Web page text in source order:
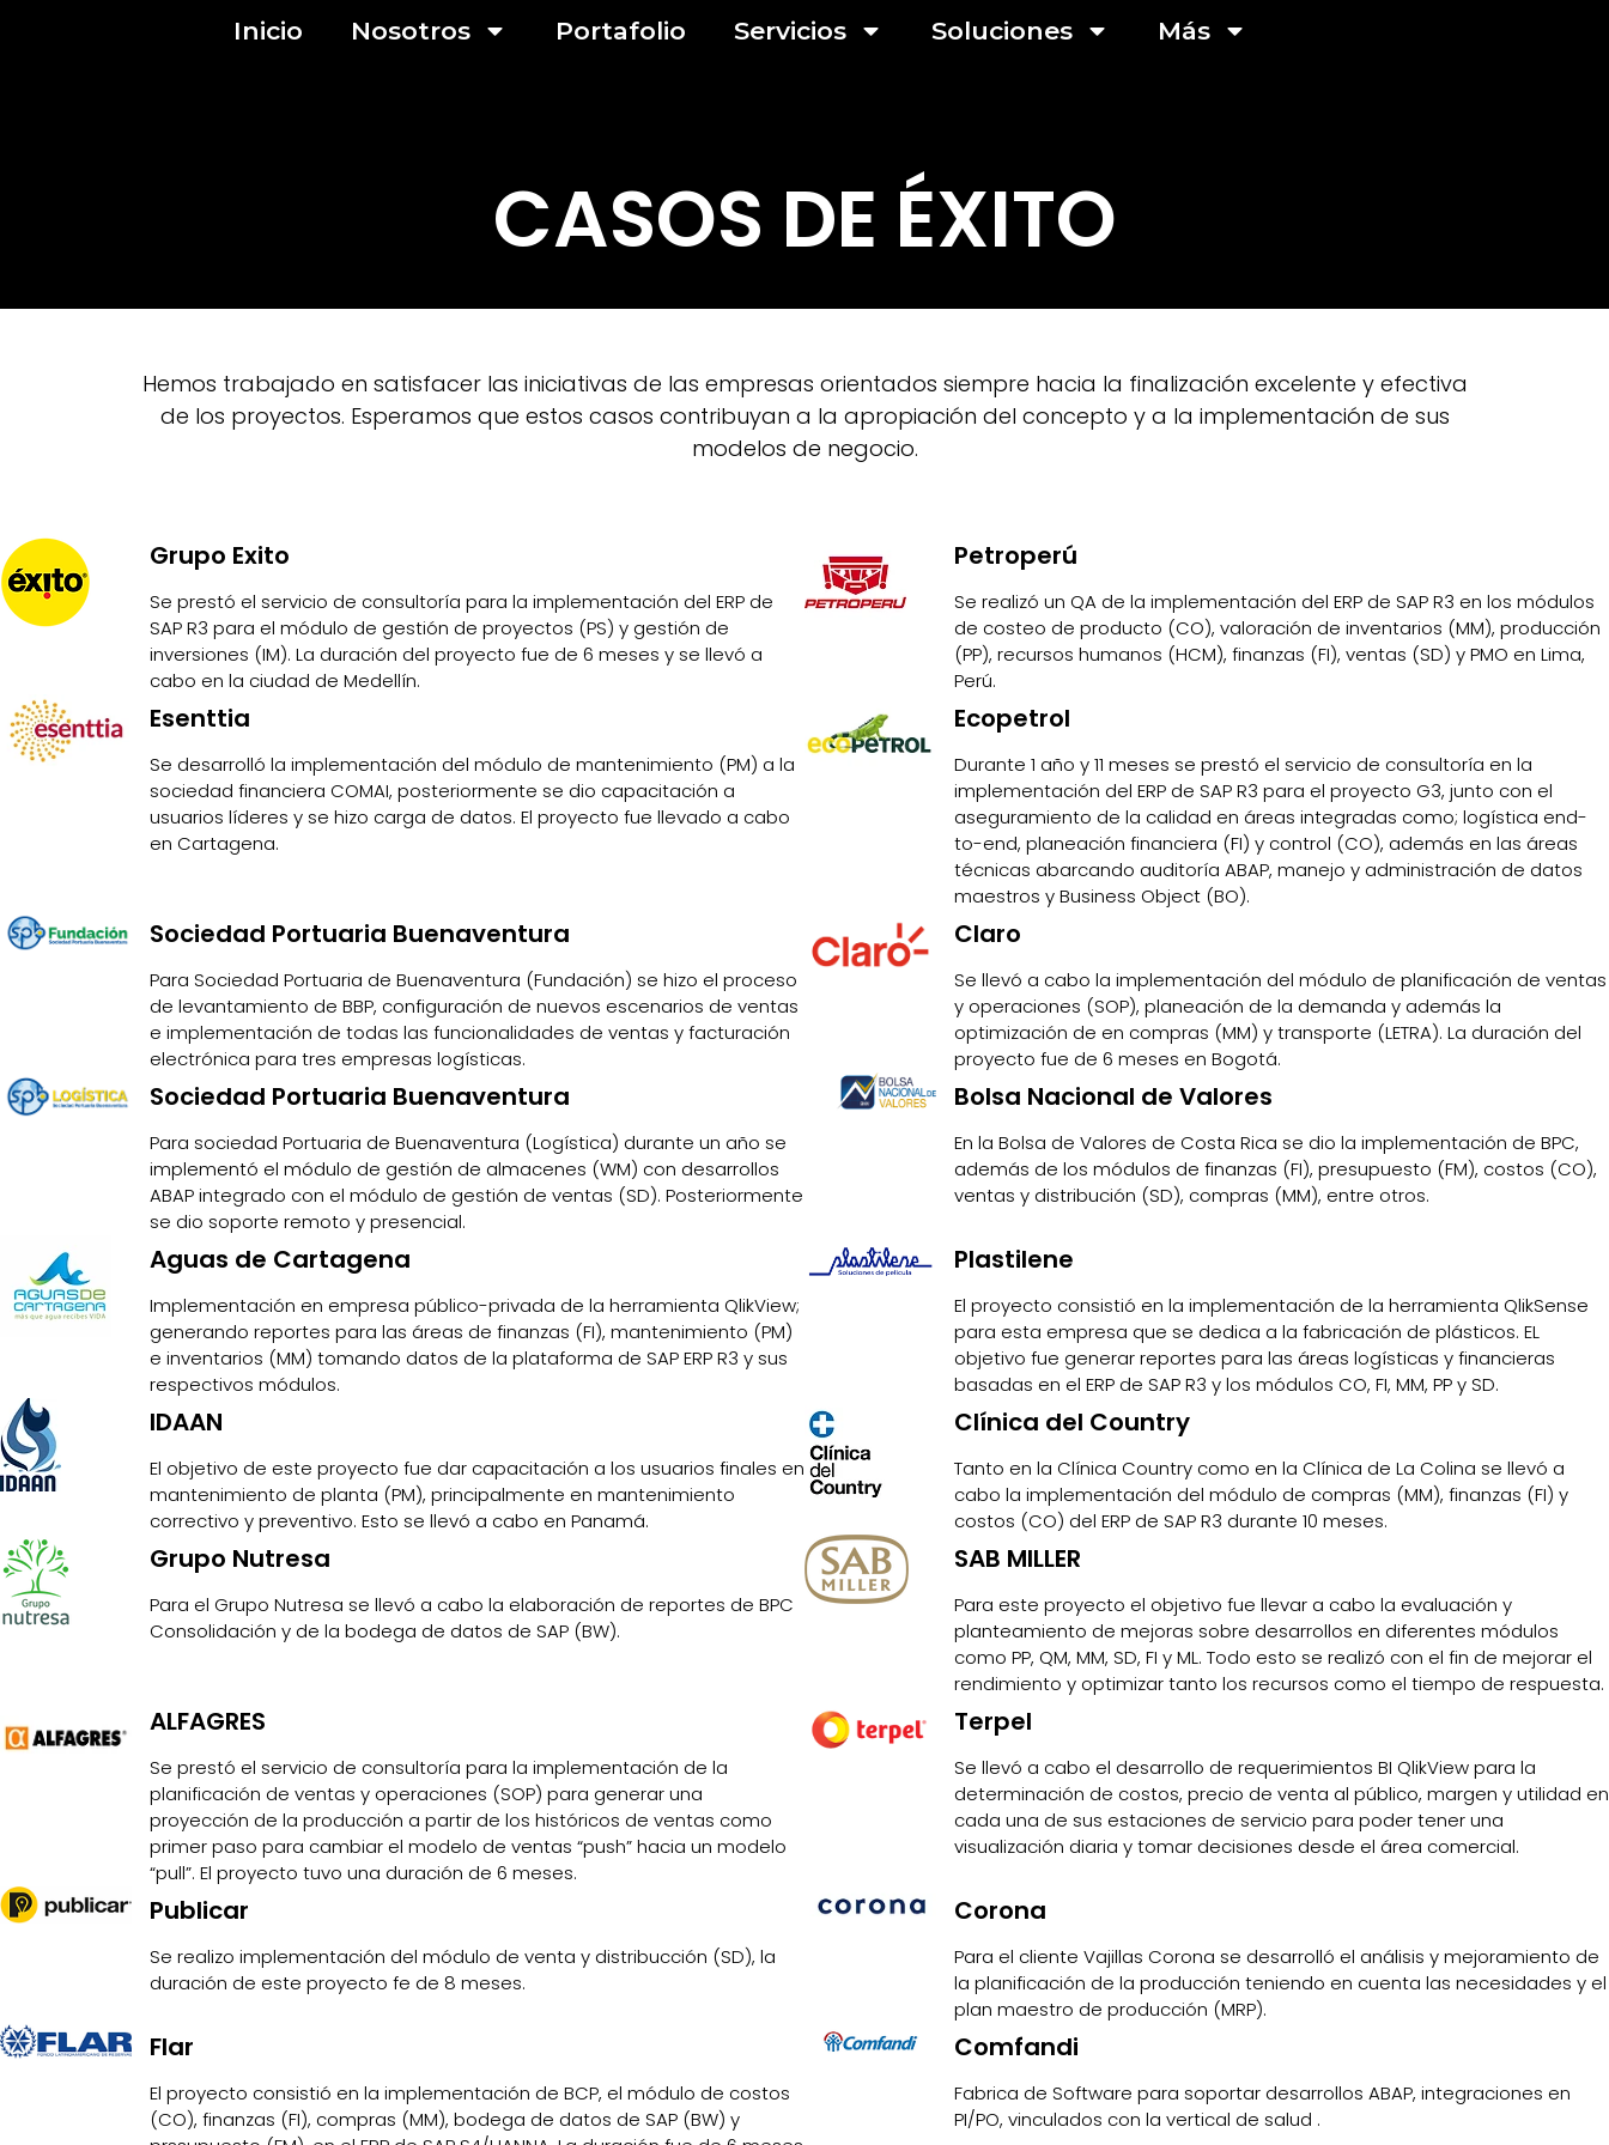
Inicio Nosotros Portafolio Servicios Soluciones Más
CASOS DE ÉXITO
Hemos trabajado en satisfacer las iniciativas de las empresas orientados siempre hacia la finalización excelente y efectiva
de los proyectos. Esperamos que estos casos contribuyan a la apropiación del concepto y a la implementación de sus
modelos de negocio.
Grupo Exito
Se prestó el servicio de consultoría para la implementación del ERP de
SAP R3 para el módulo de gestión de proyectos (PS) y gestión de
inversiones (IM). La duración del proyecto fue de 6 meses y se llevó a
cabo en la ciudad de Medellín.
Petroperú
Se realizó un QA de la implementación del ERP de SAP R3 en los módulos
de costeo de producto (CO), valoración de inventarios (MM), producción
(PP), recursos humanos (HCM), finanzas (FI), ventas (SD) y PMO en Lima,
Perú.
Esenttia
Se desarrolló la implementación del módulo de mantenimiento (PM) a la
sociedad financiera COMAI, posteriormente se dio capacitación a
usuarios líderes y se hizo carga de datos. El proyecto fue llevado a cabo
en Cartagena.
Ecopetrol
Durante 1 año y 11 meses se prestó el servicio de consultoría en la
implementación del ERP de SAP R3 para el proyecto G3, junto con el
aseguramiento de la calidad en áreas integradas como; logística end-
to-end, planeación financiera (FI) y control (CO), además en las áreas
técnicas abarcando auditoría ABAP, manejo y administración de datos
maestros y Business Object (BO).
Sociedad Portuaria Buenaventura
Para Sociedad Portuaria de Buenaventura (Fundación) se hizo el proceso
de levantamiento de BBP, configuración de nuevos escenarios de ventas
e implementación de todas las funcionalidades de ventas y facturación
electrónica para tres empresas logísticas.
Claro
Se llevó a cabo la implementación del módulo de planificación de ventas
y operaciones (SOP), planeación de la demanda y además la
optimización de en compras (MM) y transporte (LETRA). La duración del
proyecto fue de 6 meses en Bogotá.
Sociedad Portuaria Buenaventura
Para sociedad Portuaria de Buenaventura (Logística) durante un año se
implementó el módulo de gestión de almacenes (WM) con desarrollos
ABAP integrado con el módulo de gestión de ventas (SD). Posteriormente
se dio soporte remoto y presencial.
Bolsa Nacional de Valores
En la Bolsa de Valores de Costa Rica se dio la implementación de BPC,
además de los módulos de finanzas (FI), presupuesto (FM), costos (CO),
ventas y distribución (SD), compras (MM), entre otros.
Aguas de Cartagena
Implementación en empresa público-privada de la herramienta QlikView;
generando reportes para las áreas de finanzas (FI), mantenimiento (PM)
e inventarios (MM) tomando datos de la plataforma de SAP ERP R3 y sus
respectivos módulos.
Plastilene
El proyecto consistió en la implementación de la herramienta QlikSense
para esta empresa que se dedica a la fabricación de plásticos. EL
objetivo fue generar reportes para las áreas logísticas y financieras
basadas en el ERP de SAP R3 y los módulos CO, FI, MM, PP y SD.
IDAAN
El objetivo de este proyecto fue dar capacitación a los usuarios finales en
mantenimiento de planta (PM), principalmente en mantenimiento
correctivo y preventivo. Esto se llevó a cabo en Panamá.
Clínica del Country
Tanto en la Clínica Country como en la Clínica de La Colina se llevó a
cabo la implementación del módulo de compras (MM), finanzas (FI) y
costos (CO) del ERP de SAP R3 durante 10 meses.
Grupo Nutresa
Para el Grupo Nutresa se llevó a cabo la elaboración de reportes de BPC
Consolidación y de la bodega de datos de SAP (BW).
SAB MILLER
Para este proyecto el objetivo fue llevar a cabo la evaluación y
planteamiento de mejoras sobre desarrollos en diferentes módulos
como PP, QM, MM, SD, FI y ML. Todo esto se realizó con el fin de mejorar el
rendimiento y optimizar tanto los recursos como el tiempo de respuesta.
ALFAGRES
Se prestó el servicio de consultoría para la implementación de la
planificación de ventas y operaciones (SOP) para generar una
proyección de la producción a partir de los históricos de ventas como
primer paso para cambiar el modelo de ventas “push” hacia un modelo
“pull”. El proyecto tuvo una duración de 6 meses.
Terpel
Se llevó a cabo el desarrollo de requerimientos BI QlikView para la
determinación de costos, precio de venta al público, margen y utilidad en
cada una de sus estaciones de servicio para poder tener una
visualización diaria y tomar decisiones desde el área comercial.
Publicar
Se realizo implementación del módulo de venta y distribucción (SD), la
duración de este proyecto fe de 8 meses.
Corona
Para el cliente Vajillas Corona se desarrolló el análisis y mejoramiento de
la planificación de la producción teniendo en cuenta las necesidades y el
plan maestro de producción (MRP).
Flar
El proyecto consistió en la implementación de BCP, el módulo de costos
(CO), finanzas (FI), compras (MM), bodega de datos de SAP (BW) y
Comfandi
Fabrica de Software para soportar desarrollos ABAP, integraciones en
PI/PO, vinculados con la vertical de salud .